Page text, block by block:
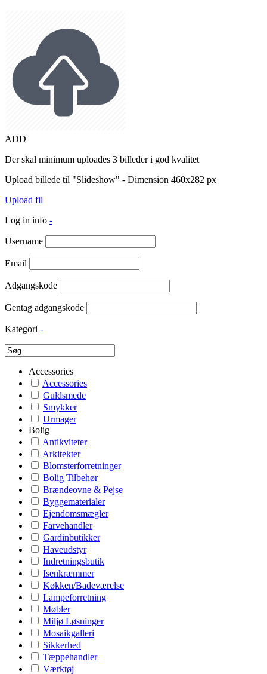
ADD
Der skal minimum uploades 3 billeder i god kvalitet
Upload billede til "Slideshow" - Dimension 460x282 px
Upload fil
Log in info -
Username
Email
Adgangskode
Gentag adgangskode
Kategori -
Accessories
Accessories
Guldsmede
Smykker
Urmager
Bolig
Antikviteter
Arkitekter
Blomsterforretninger
Bolig Tilbehør
Brændeovne & Pejse
Byggematerialer
Ejendomsmægler
Farvehandler
Gardinbutikker
Haveudstyr
Indretningsbutik
Isenkræmmer
Køkken/Badeværelse
Lampeforretning
Møbler
Miljø Løsninger
Mosaikgalleri
Sikkerhed
Tæppehandler
Værktøj